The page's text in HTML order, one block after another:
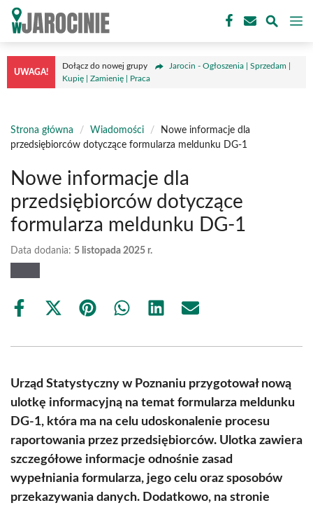
Przejdź
treści
UWAGA!
Dołącz do nowej grupy
Jarocin - Ogłoszenia | Sprzedam |
Kupię | Zamienię | Praca
Strona główna / Wiadomości /
Nowe informacje dla
przedsiębiorców dotyczące formularza meldunku DG-1
Nowe informacje dla
przedsiębiorców dotyczące
formularza meldunku DG-1
Data dodania: 5 listopada 2025 r.
Share
Share
(Twitter)
Share Share Share Share
Urząd Statystyczny w Poznaniu przygotował nową
ulotkę informacyjną na temat formularza meldunku
DG-1, która ma na celu udoskonalenie procesu
raportowania przez przedsiębiorców. Ulotka zawiera
szczegółowe informacje odnośnie zasad
wypełniania formularza, jego celu oraz sposobów
przekazywania danych. Dodatkowo, na stronie